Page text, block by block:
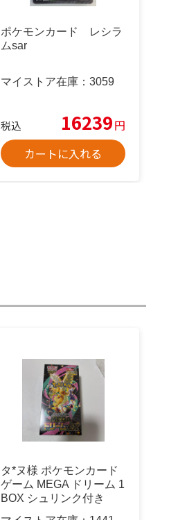
ポケモンカード レシラ
ムsar
マイストア在庫： 3059
税込 16239円
カートに入れる
タ*ヌ様 ポケモンカード
ゲーム MEGA ドリーム 1
BOX シュリンク付き